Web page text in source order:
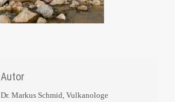
Autor
Dr. Markus Schmid, Vulkanologe